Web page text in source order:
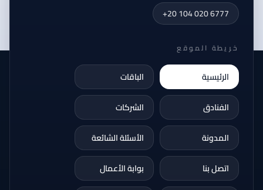
+20 104 020 6777
خريطة الموقع
الرئيسية
الباقات
الفنادق
الشركات
المدونة
الأسئلة الشائعة
اتصل بنا
بوابة الأعمال